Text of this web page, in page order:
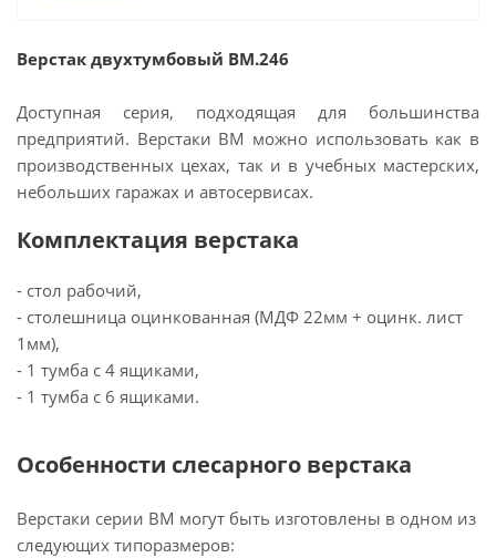
Верстак двухтумбовый ВМ.246
Доступная серия, подходящая для большинства
предприятий. Верстаки ВМ можно использовать как в
производственных цехах, так и в учебных мастерских,
небольших гаражах и автосервисах.
Комплектация верстака
- стол рабочий,
- столешница оцинкованная (МДФ 22мм + оцинк. лист
1мм),
- 1 тумба с 4 ящиками,
- 1 тумба с 6 ящиками.
Особенности слесарного верстака
Верстаки серии ВМ могут быть изготовлены в одном из
следующих типоразмеров: